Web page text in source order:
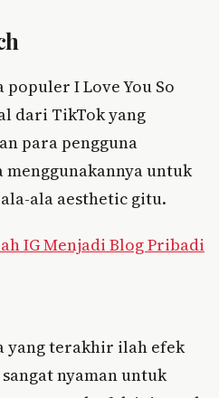
populer I Love You So
dari TikTok yang
para pengguna
untuk
ala aesthetic gitu.
IG Menjadi Blog Pribadi
yang terakhir ilah efek
nyaman untuk